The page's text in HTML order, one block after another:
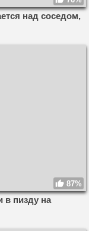
над соседом,
87%
в пизду на